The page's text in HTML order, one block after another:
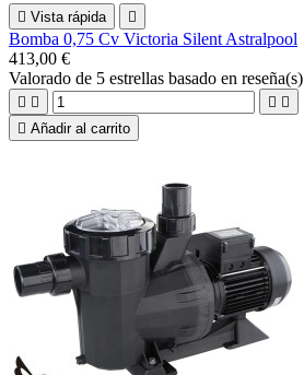
 Vista rápida 
Bomba 0,75 Cv Victoria Silent Astralpool
413,00 €
Valorado de 5 estrellas basado en reseña(s)
   
 Añadir al carrito